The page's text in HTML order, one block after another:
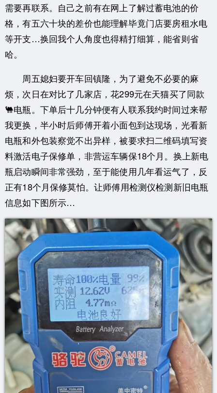
需要再联系。自己之前有在网上了解过蓄电池的价
格，有五六十块的差价也能理解毕竟门店要房租水电
等开支…换回我个人角度也得精打细算，能省则省
哈。
周五媳妇要开车回镇隆，为了避免不必要的麻
烦，次日在对比了几家店，花299元在天猫买了同款
🐫电瓶。下单后十几分钟便有人联系我约时间过来帮
我更换，半小时后师傅开着小面包到达现场，光看新
电瓶和外包装察觉不出异样，被要求扫二维码填写资
料激活电子保修单，非营运车辆保18个月。换上新电
瓶启动瞬间非常强劲，至于能使用几年看运气了，反
正有18个月保修莫怕。让师傅用检测仪检测新旧电瓶
信息如下图所示…